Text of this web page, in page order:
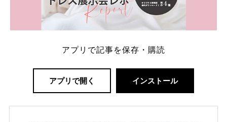
アプリで記事を保存・購読
アプリで開く インストール